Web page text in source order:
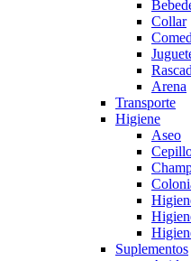
Collar
Arena
Transporte
Higiene
Aseo
Suplementos